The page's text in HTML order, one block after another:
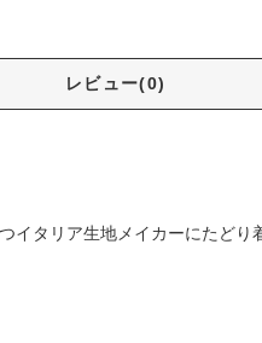
レビュー(0)
イタリア生地メイカーにたどり